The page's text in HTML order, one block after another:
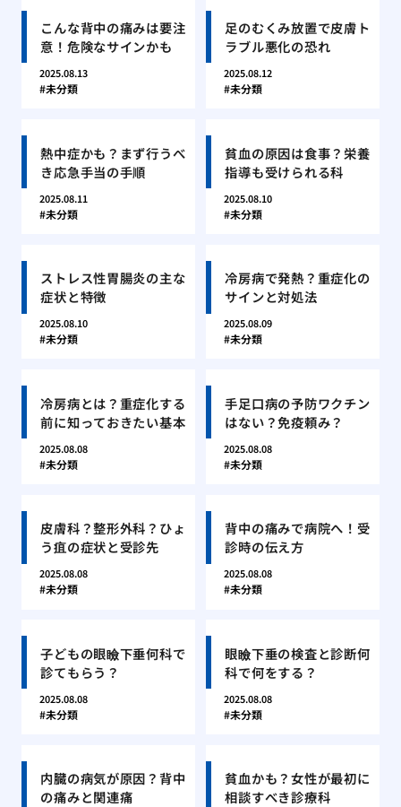
こんな背中の痛みは要注
意！危険なサインかも
2025.08.13
未分類
足のむくみ放置で皮膚ト
ラブル悪化の恐れ
2025.08.12
未分類
熱中症かも？まず行うべ
き応急手当の手順
2025.08.11
未分類
貧血の原因は食事？栄養
指導も受けられる科
2025.08.10
未分類
ストレス性胃腸炎の主な
症状と特徴
2025.08.10
未分類
冷房病で発熱？重症化の
サインと対処法
2025.08.09
未分類
冷房病とは？重症化する
前に知っておきたい基本
2025.08.08
未分類
手足口病の予防ワクチン
はない？免疫頼み？
2025.08.08
未分類
皮膚科？整形外科？ひょ
う疽の症状と受診先
2025.08.08
未分類
背中の痛みで病院へ！受
診時の伝え方
2025.08.08
未分類
子どもの眼瞼下垂何科で
診てもらう？
2025.08.08
未分類
眼瞼下垂の検査と診断何
科で何をする？
2025.08.08
未分類
内臓の病気が原因？背中
の痛みと関連痛
貧血かも？女性が最初に
相談すべき診療科